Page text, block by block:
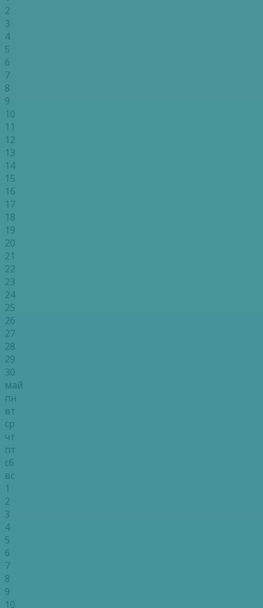
2
3
4
5
6
7
8
9
10
11
12
13
14
15
16
17
18
19
20
21
22
23
24
25
26
27
28
29
30
май
пн
вт
ср
чт
пт
сб
вс
1
2
3
4
5
6
7
8
9
10